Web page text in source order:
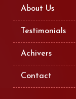
About Us
Testimonials
Achivers
Contact